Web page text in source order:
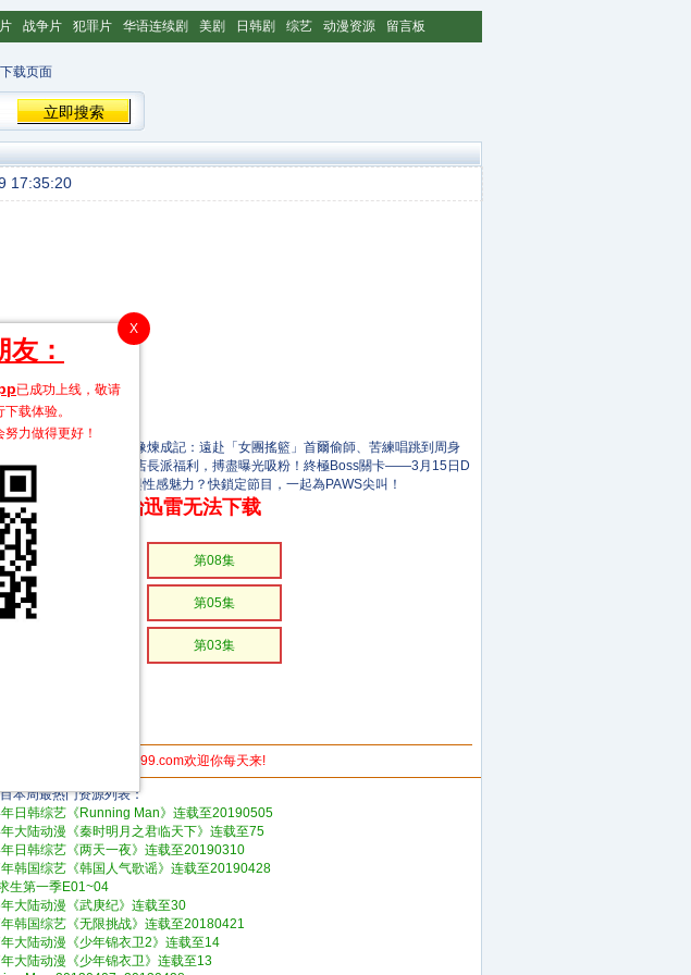
战争片 犯罪片 华语连续剧 美剧 日韩剧 综艺 动漫资源 留言板
载页面
17:35:20
零開始挑戰百日偶像煉成記：遠赴「女團搖籃」首爾偷師、苦練唱跳到周身
、闖年宵、一日店長派福利，搏盡曝光吸粉！終極Boss關卡——3月15日D
從零出發」的勇氣與性感魅力？快鎖定節目，一起為PAWS尖叫！
在线播放 专治迅雷无法下载
第08集
第05集
第03集
电影天堂www.dytt8899.com欢迎你每天来!
本周最热门资源列表：
日韩综艺《Running Man》连载至20190505
大陆动漫《秦时明月之君临天下》连载至75
日韩综艺《两天一夜》连载至20190310
韩国综艺《韩国人气歌谣》连载至20190428
生第一季E01~04
大陆动漫《武庚纪》连载至30
韩国综艺《无限挑战》连载至20180421
大陆动漫《少年锦衣卫2》连载至14
大陆动漫《少年锦衣卫》连载至13
X
：
已成功上线，敬请
载体验。
力做得更好！